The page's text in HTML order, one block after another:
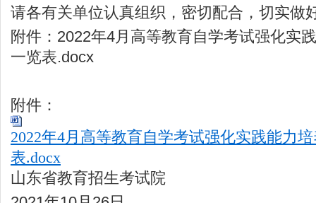
请各有关单位认真组织，密切配合，切实做
附件：2022年4月高等教育自学考试强化实
一览表.docx
附件：
2022年4月高等教育自学考试强化实践能力
表.docx
山东省教育招生考试院